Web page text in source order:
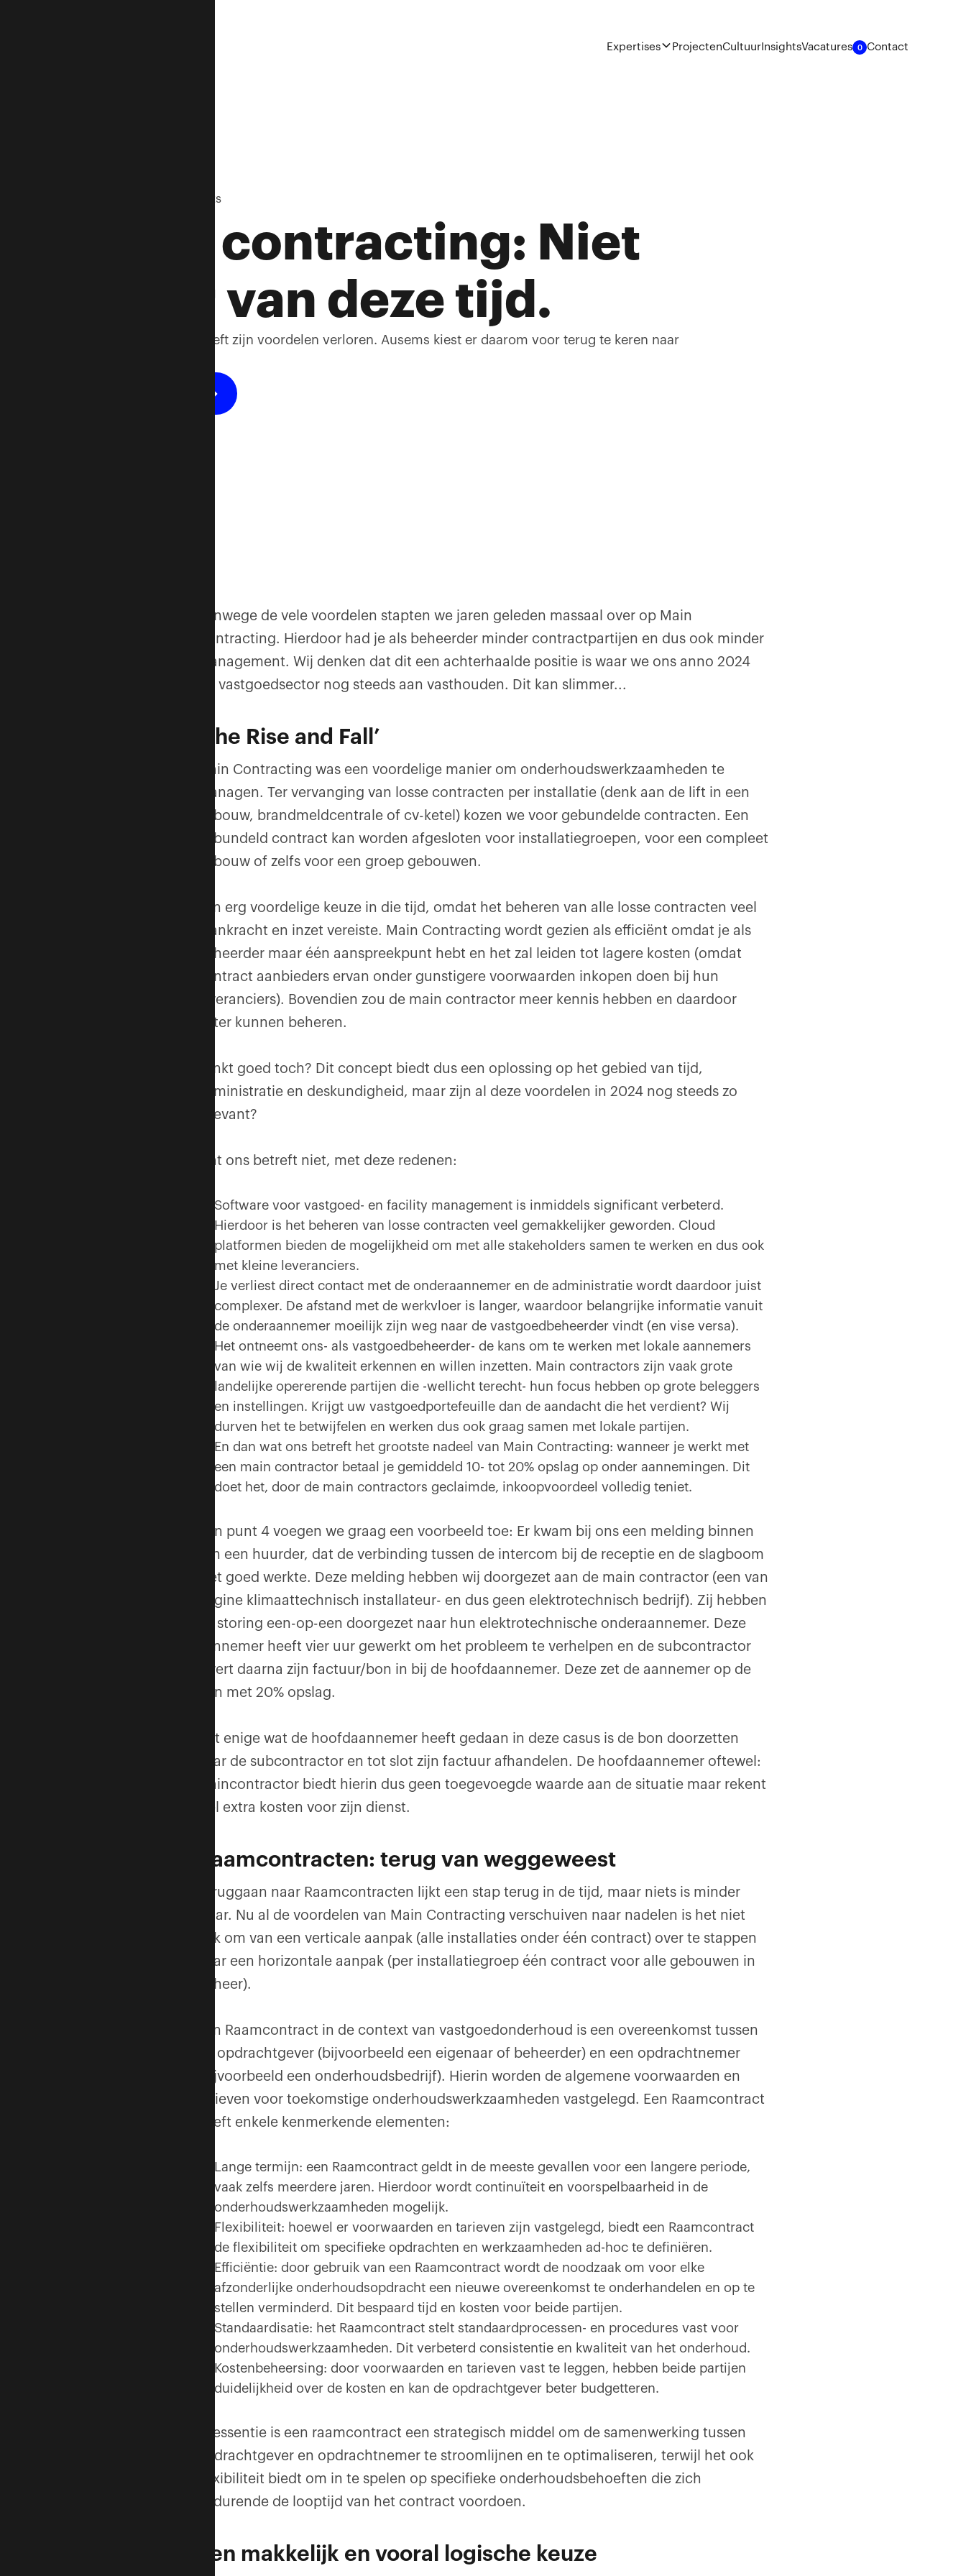
Expertises ProjectenCultuur InsightsVacatures 0 Contact
Bekijk alle insights
Main contracting: Niet
meer van deze tijd.
Main Contracting heeft zijn voordelen verloren. Ausems kiest er daarom voor terug te keren naar
Vanwege de vele voordelen stapten we jaren geleden massaal over op Main
Contracting. Hierdoor had je als beheerder minder contractpartijen en dus ook minder
management. Wij denken dat dit een achterhaalde positie is waar we ons anno 2024
als vastgoedsector nog steeds aan vasthouden. Dit kan slimmer...
'The Rise and Fall’
Main Contracting was een voordelige manier om onderhoudswerkzaamheden te
managen. Ter vervanging van losse contracten per installatie (denk aan de lift in een
gebouw, brandmeldcentrale of cv-ketel) kozen we voor gebundelde contracten. Een
gebundeld contract kan worden afgesloten voor installatiegroepen, voor een compleet
gebouw of zelfs voor een groep gebouwen.
Een erg voordelige keuze in die tijd, omdat het beheren van alle losse contracten veel
mankracht en inzet vereiste. Main Contracting wordt gezien als efficiënt omdat je als
beheerder maar één aanspreekpunt hebt en het zal leiden tot lagere kosten (omdat
contract aanbieders ervan onder gunstigere voorwaarden inkopen doen bij hun
leveranciers). Bovendien zou de main contractor meer kennis hebben en daardoor
beter kunnen beheren.
Klinkt goed toch? Dit concept biedt dus een oplossing op het gebied van tijd,
administratie en deskundigheid, maar zijn al deze voordelen in 2024 nog steeds zo
relevant?
Wat ons betreft niet, met deze redenen:
Software voor vastgoed- en facility management is inmiddels significant verbeterd.
Hierdoor is het beheren van losse contracten veel gemakkelijker geworden. Cloud
platformen bieden de mogelijkheid om met alle stakeholders samen te werken en dus ook
met kleine leveranciers.
Je verliest direct contact met de onderaannemer en de administratie wordt daardoor juist
complexer. De afstand met de werkvloer is langer, waardoor belangrijke informatie vanuit
de onderaannemer moeilijk zijn weg naar de vastgoedbeheerder vindt (en vise versa).
Het ontneemt ons- als vastgoedbeheerder- de kans om te werken met lokale aannemers
van wie wij de kwaliteit erkennen en willen inzetten. Main contractors zijn vaak grote
landelijke opererende partijen die -wellicht terecht- hun focus hebben op grote beleggers
en instellingen. Krijgt uw vastgoedportefeuille dan de aandacht die het verdient? Wij
durven het te betwijfelen en werken dus ook graag samen met lokale partijen.
En dan wat ons betreft het grootste nadeel van Main Contracting: wanneer je werkt met
een main contractor betaal je gemiddeld 10- tot 20% opslag op onder aannemingen. Dit
doet het, door de main contractors geclaimde, inkoopvoordeel volledig teniet.
Aan punt 4 voegen we graag een voorbeeld toe: Er kwam bij ons een melding binnen
van een huurder, dat de verbinding tussen de intercom bij de receptie en de slagboom
niet goed werkte. Deze melding hebben wij doorgezet aan de main contractor (een van
origine klimaattechnisch installateur- en dus geen elektrotechnisch bedrijf). Zij hebben
de storing een-op-een doorgezet naar hun elektrotechnische onderaannemer. Deze
aannemer heeft vier uur gewerkt om het probleem te verhelpen en de subcontractor
levert daarna zijn factuur/bon in bij de hoofdaannemer. Deze zet de aannemer op de
bon met 20% opslag.
Het enige wat de hoofdaannemer heeft gedaan in deze casus is de bon doorzetten
naar de subcontractor en tot slot zijn factuur afhandelen. De hoofdaannemer oftewel:
Maincontractor biedt hierin dus geen toegevoegde waarde aan de situatie maar rekent
wel extra kosten voor zijn dienst.
Raamcontracten: terug van weggeweest
Teruggaan naar Raamcontracten lijkt een stap terug in de tijd, maar niets is minder
waar. Nu al de voordelen van Main Contracting verschuiven naar nadelen is het niet
gek om van een verticale aanpak (alle installaties onder één contract) over te stappen
naar een horizontale aanpak (per installatiegroep één contract voor alle gebouwen in
beheer).
Een Raamcontract in de context van vastgoedonderhoud is een overeenkomst tussen
de opdrachtgever (bijvoorbeeld een eigenaar of beheerder) en een opdrachtnemer
(bijvoorbeeld een onderhoudsbedrijf). Hierin worden de algemene voorwaarden en
tarieven voor toekomstige onderhoudswerkzaamheden vastgelegd. Een Raamcontract
heeft enkele kenmerkende elementen:
Lange termijn: een Raamcontract geldt in de meeste gevallen voor een langere periode,
vaak zelfs meerdere jaren. Hierdoor wordt continuïteit en voorspelbaarheid in de
onderhoudswerkzaamheden mogelijk.
Flexibiliteit: hoewel er voorwaarden en tarieven zijn vastgelegd, biedt een Raamcontract
de flexibiliteit om specifieke opdrachten en werkzaamheden ad-hoc te definiëren.
Efficiëntie: door gebruik van een Raamcontract wordt de noodzaak om voor elke
afzonderlijke onderhoudsopdracht een nieuwe overeenkomst te onderhandelen en op te
stellen verminderd. Dit bespaard tijd en kosten voor beide partijen.
Standaardisatie: het Raamcontract stelt standaardprocessen- en procedures vast voor
onderhoudswerkzaamheden. Dit verbeterd consistentie en kwaliteit van het onderhoud.
Kostenbeheersing: door voorwaarden en tarieven vast te leggen, hebben beide partijen
duidelijkheid over de kosten en kan de opdrachtgever beter budgetteren.
In essentie is een raamcontract een strategisch middel om de samenwerking tussen
opdrachtgever en opdrachtnemer te stroomlijnen en te optimaliseren, terwijl het ook
flexibiliteit biedt om in te spelen op specifieke onderhoudsbehoeften die zich
gedurende de looptijd van het contract voordoen.
Een makkelijk en vooral logische keuze